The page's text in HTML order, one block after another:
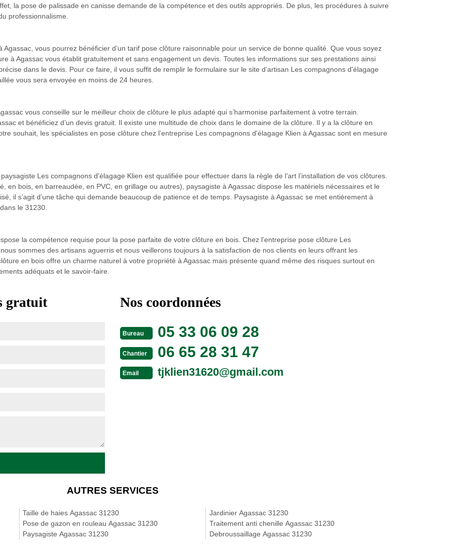
la pose de palissade en canisse demande de la compétence et des outils appropriés. De plus, les procédures à suivre
professionnalisme.
Agassac, vous pourrez bénéficier d’un tarif pose clôture raisonnable pour un service de bonne qualité. Que vous soyez
à Agassac vous établit gratuitement et sans engagement un devis. Toutes les informations sur ses prestations ainsi
dans le devis. Pour ce faire, il vous suffit de remplir le formulaire sur le site d’artisan Les compagnons d'élagage
vous sera envoyée en moins de 24 heures.
vous conseille sur le meilleur choix de clôture le plus adapté qui s’harmonise parfaitement à votre terrain.
et bénéficiez d’un devis gratuit. Il existe une multitude de choix dans le domaine de la clôture. Il y a la clôture en
souhait, les spécialistes en pose clôture chez l’entreprise Les compagnons d'élagage Klien à Agassac sont en mesure
Les compagnons d'élagage Klien est qualifiée pour effectuer dans la règle de l’art l’installation de vos clôtures.
en bois, en barreaudée, en PVC, en grillage ou autres), paysagiste à Agassac dispose les matériels nécessaires et le
il s’agit d’une tâche qui demande beaucoup de patience et de temps. Paysagiste à Agassac se met entièrement à
le 31230.
la compétence requise pour la pose parfaite de votre clôture en bois. Chez l’entreprise pose clôture Les
sommes des artisans aguerris et nous veillerons toujours à la satisfaction de nos clients en leurs offrant les
en bois offre un charme naturel à votre propriété à Agassac mais présente quand même des risques surtout en
adéquats et le savoir-faire.
gratuit Nos coordonnées
Bureau 05 33 06 09 28
Chantier 06 65 28 31 47
Email tjklien31620@gmail.com
AUTRES SERVICES
Taille de haies Agassac 31230
Pose de gazon en rouleau Agassac 31230
Paysagiste Agassac 31230
Jardinier Agassac 31230
Traitement anti chenille Agassac 31230
Debroussaillage Agassac 31230